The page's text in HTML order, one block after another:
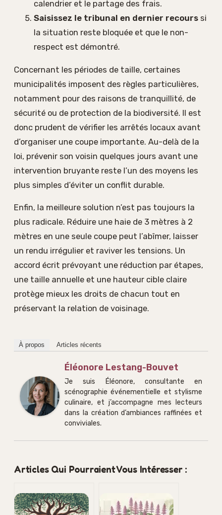
calendrier et le partage des frais.
Saisissez le tribunal en dernier recours si
la situation reste bloquée et que le non-
respect est démontré.
Concernant les périodes de taille, certaines
municipalités imposent des règles particulières,
notamment pour des raisons de tranquillité, de
sécurité ou de protection de la biodiversité. Il est
donc prudent de vérifier les arrêtés locaux avant
d’organiser une coupe importante. Au-delà de la
loi, prévenir son voisin quelques jours avant une
intervention bruyante reste l’un des moyens les
plus simples d’éviter un conflit durable.
Enfin, la meilleure solution n’est pas toujours la
plus radicale. Réduire une haie de 3 mètres à 2
mètres en une seule coupe peut l’abîmer, laisser
un rendu irrégulier et raviver les tensions. Un
accord écrit prévoyant une réduction par étapes,
une taille annuelle et une hauteur cible claire
protège mieux les droits de chacun tout en
préservant la relation de voisinage.
À propos Articles récents
Éléonore Lestang-Bouvet
Je suis Éléonore, consultante en
scénographie événementielle et stylisme
culinaire, et j’accompagne mes lecteurs
dans la création d’ambiances raffinées et
conviviales.
Articles Qui Pourraient Vous Intéresser :